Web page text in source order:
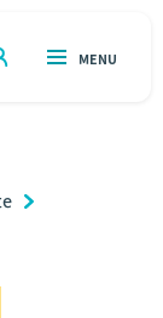
OUVERT
MENU